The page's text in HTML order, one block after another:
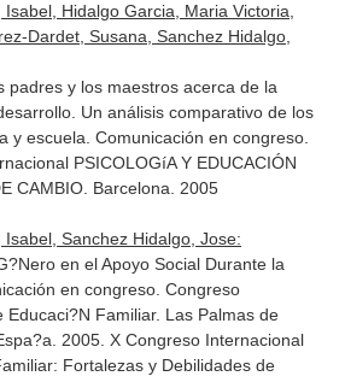
Hidalgo Garcia, Maria Victoria,
Dardet, Susana, Sanchez Hidalgo,
padres y los maestros acerca de la
Un análisis comparativo de los
y escuela. Comunicación en congreso.
PSICOLOGíA Y EDUCACIÓN
CAMBIO. Barcelona. 2005
Isabel, Sanchez Hidalgo, Jose:
en el Apoyo Social Durante la
en congreso. Congreso
Educaci?N Familiar. Las Palmas de
2005. X Congreso Internacional
Fortalezas y Debilidades de